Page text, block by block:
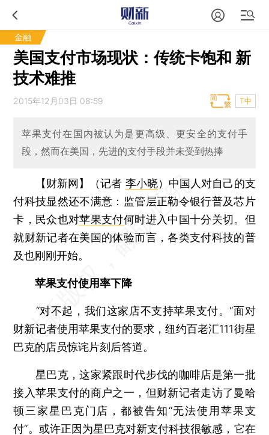
金融
美国支付市场现状：传统卡饱和 新
技术难推
2015年12月03日 08:59 T中
苹果支付在国内被认为是更高级、更安全的支付手
段，然而在美国，先进的支付手段并未受到热捧
【财新网】（记者 李小晓） 中国人对自己的支
付科技显然还不满意：监管层正勒令银行普及芯片
卡，民众也对苹果支付何时进入中国十分关切。但
就财新记者在美国的体验而言，各类支付科技的普
及也刚刚开始。
苹果支付使用率下降
“对不起，我们这家店不支持苹果支付。“面对
财新记者使用苹果支付的要求，纽约百老汇111街星
巴克的店员惊诧片刻后答道。
星巴克，这家紧跟时代步伐的咖啡店是第一批
接入苹果支付的商户之一，但财新记者走访了曼哈
顿三家星巴克门店，都被告知“无法使用苹果支
付“。或许正因为星巴克对新支付科技很敏感，它在